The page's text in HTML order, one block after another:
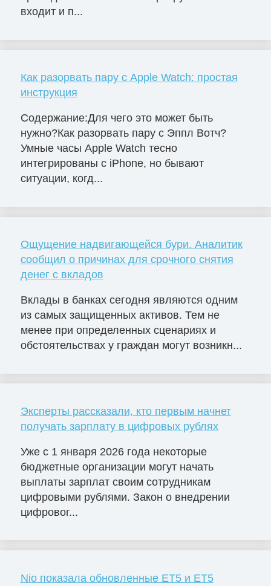
входит и п...
Как разорвать пару с Apple Watch: простая
инструкция
Содержание:Для чего это может быть
нужно?Как разорвать пару с Эппл Вотч?
Умные часы Apple Watch тесно
интегрированы с iPhone, но бывают
ситуации, когд...
Ощущение надвигающейся бури. Аналитик
сообщил о причинах для срочного снятия
денег с вкладов
Вклады в банках сегодня являются одним
из самых защищенных активов. Тем не
менее при определенных сценариях и
обстоятельствах у граждан могут возникн...
Эксперты рассказали, кто первым начнет
получать зарплату в цифровых рублях
Уже с 1 января 2026 года некоторые
бюджетные организации могут начать
выплаты зарплат своим сотрудникам
цифровыми рублями. Закон о внедрении
цифровог...
Nio показала обновленные ET5 и ET5